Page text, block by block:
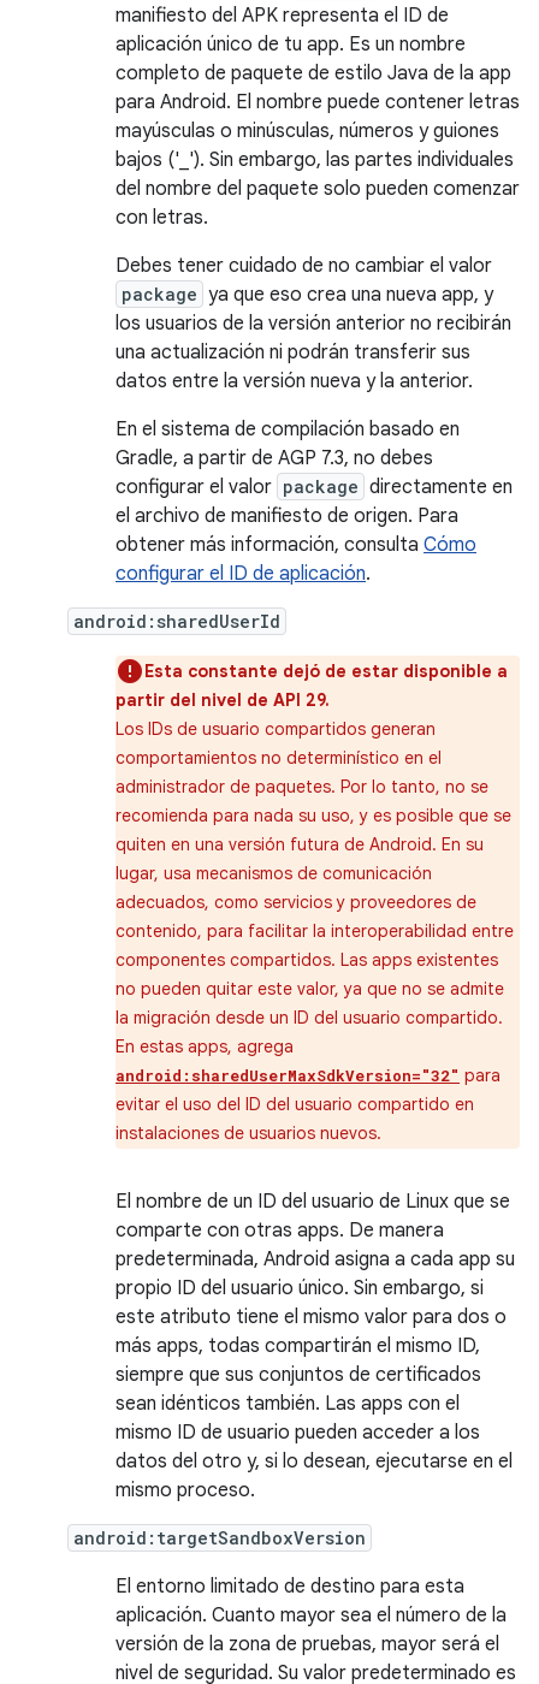
manifiesto del APK representa el ID de
aplicación único de tu app. Es un nombre
completo de paquete de estilo Java de la app
para Android. El nombre puede contener letras
mayúsculas o minúsculas, números y guiones
bajos ('_'). Sin embargo, las partes individuales
del nombre del paquete solo pueden comenzar
con letras.
Debes tener cuidado de no cambiar el valor
package ya que eso crea una nueva app, y
los usuarios de la versión anterior no recibirán
una actualización ni podrán transferir sus
datos entre la versión nueva y la anterior.
En el sistema de compilación basado en
Gradle, a partir de AGP 7.3, no debes
configurar el valor package directamente en
el archivo de manifiesto de origen. Para
obtener más información, consulta Cómo
configurar el ID de aplicación.
android:sharedUserId
Esta constante dejó de estar disponible a
partir del nivel de API 29.
Los IDs de usuario compartidos generan
comportamientos no determinístico en el
administrador de paquetes. Por lo tanto, no se
recomienda para nada su uso, y es posible que se
quiten en una versión futura de Android. En su
lugar, usa mecanismos de comunicación
adecuados, como servicios y proveedores de
contenido, para facilitar la interoperabilidad entre
componentes compartidos. Las apps existentes
no pueden quitar este valor, ya que no se admite
la migración desde un ID del usuario compartido.
En estas apps, agrega
android:sharedUserMaxSdkVersion="32" para
evitar el uso del ID del usuario compartido en
instalaciones de usuarios nuevos.
El nombre de un ID del usuario de Linux que se
comparte con otras apps. De manera
predeterminada, Android asigna a cada app su
propio ID del usuario único. Sin embargo, si
este atributo tiene el mismo valor para dos o
más apps, todas compartirán el mismo ID,
siempre que sus conjuntos de certificados
sean idénticos también. Las apps con el
mismo ID de usuario pueden acceder a los
datos del otro y, si lo desean, ejecutarse en el
mismo proceso.
android:targetSandboxVersion
El entorno limitado de destino para esta
aplicación. Cuanto mayor sea el número de la
versión de la zona de pruebas, mayor será el
nivel de seguridad. Su valor predeterminado es